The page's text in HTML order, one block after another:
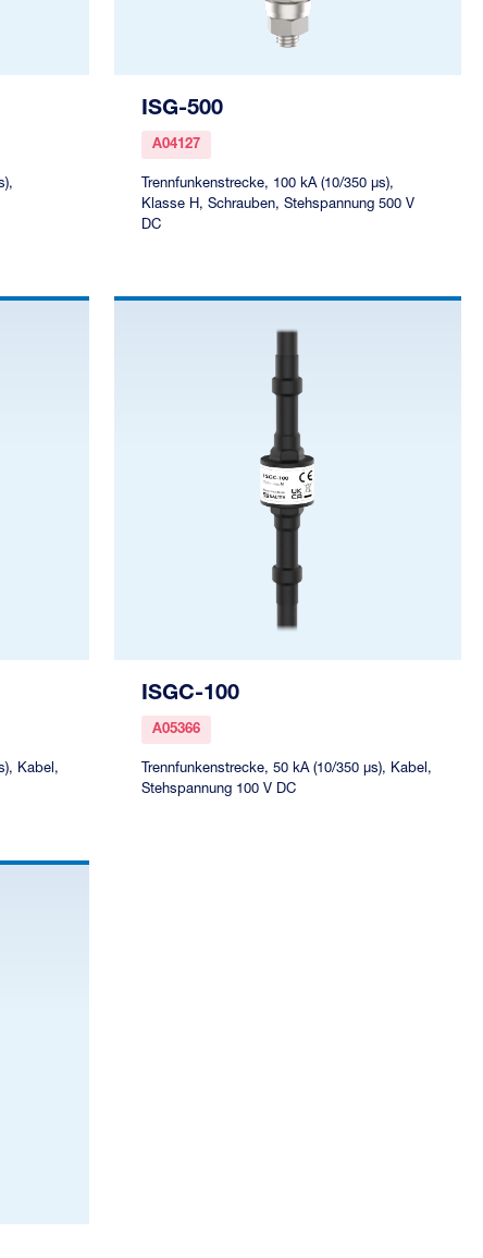
ISG-500
A04127
Trennfunkenstrecke, 100 kA (10/350 µs),
Klasse H, Schrauben, Stehspannung 500 V
DC
Kabel,
ISGC-100
A05366
Trennfunkenstrecke, 50 kA (10/350 µs), Kabel,
Stehspannung 100 V DC